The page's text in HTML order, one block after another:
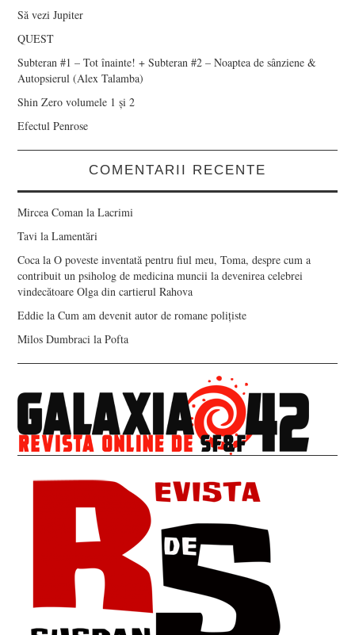
Să vezi Jupiter
QUEST
Subteran #1 – Tot înainte! + Subteran #2 – Noaptea de sânziene &
Autopsierul (Alex Talamba)
Shin Zero volumele 1 și 2
Efectul Penrose
COMENTARII RECENTE
Mircea Coman laLacrimi
Tavi laLamentări
Coca laO poveste inventată pentru fiul meu, Toma, despre cum a
contribuit un psiholog de medicina muncii la devenirea celebrei
vindecătoare Olga din cartierul Rahova
Eddie laCum am devenit autor de romane polițiste
Milos Dumbraci laPofta